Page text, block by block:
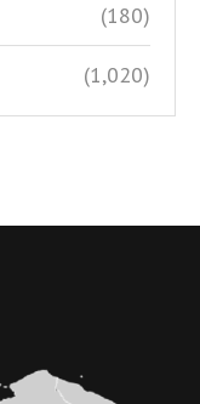
(180)
(1,020)